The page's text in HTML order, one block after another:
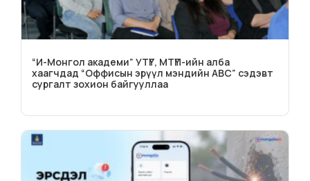
“И-Монгол академи” УТҮГ, МТҮП-ийн алба
хаагчдад “Оффисын эрүүл мэндийн ABC” сэдэвт
сургалт зохион байгууллаа